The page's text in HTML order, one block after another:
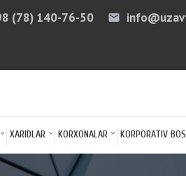
(78) 140-76-50 email
XARIDLAR KORXONALAR KORPORATIV